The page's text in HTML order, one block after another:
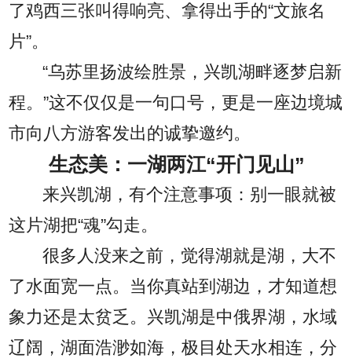
了鸡西三张叫得响亮、拿得出手的“文旅名
片”。
“乌苏里扬波绘胜景，兴凯湖畔逐梦启新
程。”这不仅仅是一句口号，更是一座边境城
市向八方游客发出的诚挚邀约。
生态美：一湖两江“开门见山”
来兴凯湖，有个注意事项：别一眼就被
这片湖把“魂”勾走。
很多人没来之前，觉得湖就是湖，大不
了水面宽一点。当你真站到湖边，才知道想
象力还是太贫乏。兴凯湖是中俄界湖，水域
辽阔，湖面浩渺如海，极目处天水相连，分